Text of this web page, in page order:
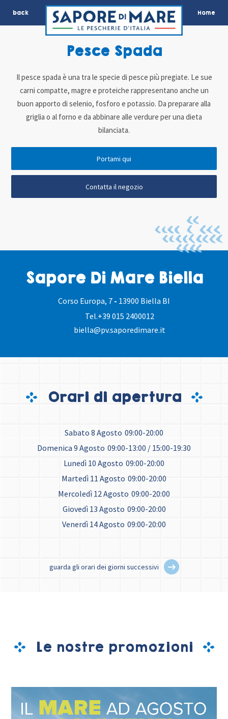
back Home
Sapore Di Mare Biella
Corso Europa, 7 - 13900 Biella BI
Tel.+39 015 2400012
biella@pv.saporedimare.it
Pesce Spada
Il pesce spada è una tra le specie di pesce più pregiate. Le sue
carni compatte, magre e proteiche rappresentano anche un
buon apporto di selenio, fosforo e potassio. Da preparare alla
griglia o al forno e da abbinare alle verdure per una dieta
bilanciata.
Portami qui
Contatta il negozio
Orari di apertura
Sabato 8 Agosto 09:00-20:00
Domenica 9 Agosto 09:00-13:00 / 15:00-19:30
Lunedì 10 Agosto 09:00-20:00
Martedì 11 Agosto 09:00-20:00
Mercoledì 12 Agosto 09:00-20:00
Giovedì 13 Agosto 09:00-20:00
Venerdì 14 Agosto 09:00-20:00
guarda gli orari dei giorni successivi
Le nostre promozioni